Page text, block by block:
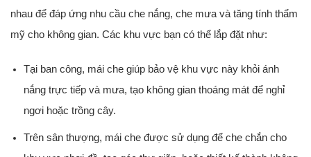
nhau để đáp ứng nhu cầu che nắng, che mưa và tăng tính thẩm
mỹ cho không gian. Các khu vực bạn có thể lắp đặt như:
Tại ban công, mái che giúp bảo vệ khu vực này khỏi ánh
nắng trực tiếp và mưa, tạo không gian thoáng mát để nghỉ
ngơi hoặc trồng cây.
Trên sân thượng, mái che được sử dụng để che chắn cho